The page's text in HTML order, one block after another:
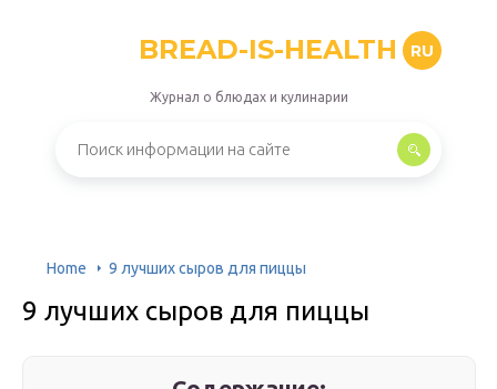
BREAD-IS-HEALTH RU
Журнал о блюдах и кулинарии
Home 9 лучших сыров для пиццы
9 лучших сыров для пиццы